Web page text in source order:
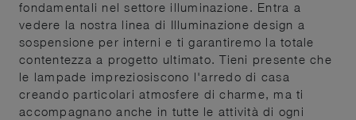
fondamentali nel settore illuminazione. Entra a
vedere la nostra linea di Illuminazione design a
sospensione per interni e ti garantiremo la totale
contentezza a progetto ultimato. Tieni presente che
le lampade impreziosiscono l'arredo di casa
creando particolari atmosfere di charme, ma ti
accompagnano anche in tutte le attività di ogni